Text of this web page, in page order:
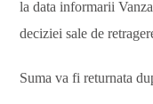
la data informarii
deciziei sale de
Suma va fi returnata